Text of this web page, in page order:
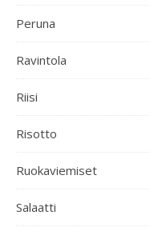
Peruna
Ravintola
Riisi
Risotto
Ruokaviemiset
Salaatti